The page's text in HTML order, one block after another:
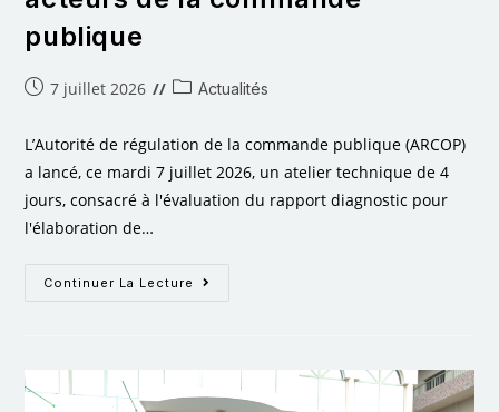
publique
7 juillet 2026 Actualités
L’Autorité de régulation de la commande publique (ARCOP)
a lancé, ce mardi 7 juillet 2026, un atelier technique de 4
jours, consacré à l'évaluation du rapport diagnostic pour
l'élaboration de…
Continuer La Lecture